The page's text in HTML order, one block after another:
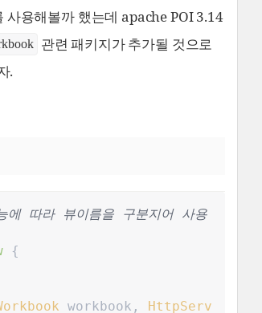
사용해볼까 했는데 apache POI 3.14
관련 패키지가 추가될 것으로
.
따라 뷰이름을 구분지어 사용
{
workbook , HttpServ